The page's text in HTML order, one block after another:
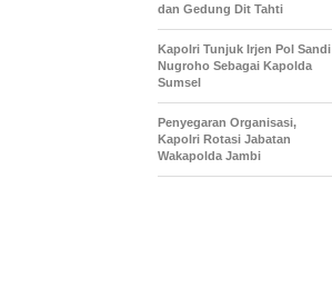
dan Gedung Dit Tahti
Kapolri Tunjuk Irjen Pol Sandi
Nugroho Sebagai Kapolda
Sumsel
Penyegaran Organisasi,
Kapolri Rotasi Jabatan
Wakapolda Jambi